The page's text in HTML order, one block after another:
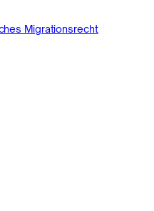
Migrationsrecht